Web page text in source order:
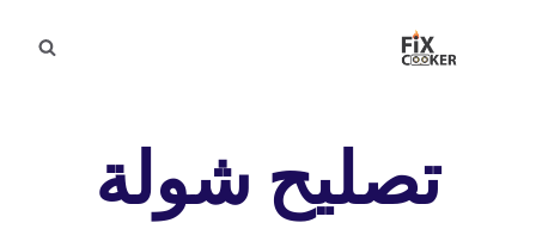
تصليح شولة